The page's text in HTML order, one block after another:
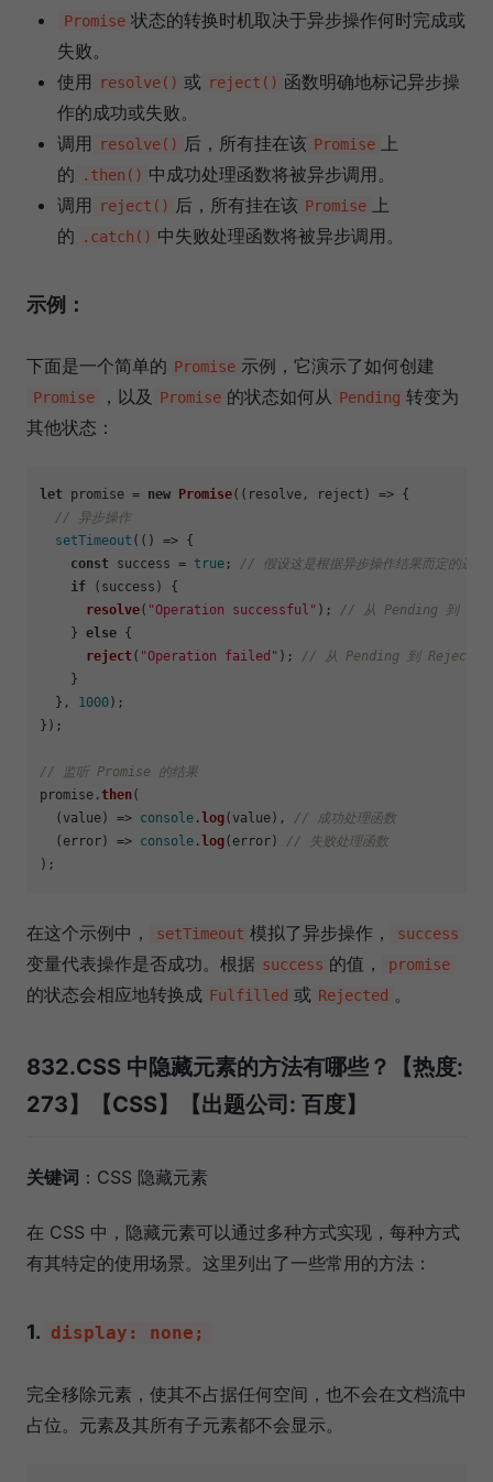
Promise 状态的转换时机取决于异步操作何时完成或
失败。
使用
resolve() 或 reject() 函数明确地标记异步操
作的成功或失败。
调用
resolve() 后，所有挂在该 Promise
上
的
.then() 中成功处理函数将被异步调用。
调用
reject() 后，所有挂在该 Promise
上
的
.catch() 中失败处理函数将被异步调用。
示例：
下面是一个简单的 Promise 示例，它演示了如何创建
Promise ，以及 Promise 的状态如何从 Pending 转变为
其他状态：
let promise = new Promise( ( resolve, reject ) => {
// 异步操作
setTimeout ( () => {
const success = true ; // 假设这是根据异步操作结果而定的逻辑
if (success) {
resolve( "Operation successful" ); // 从 Pending 到
    }
else {
reject( "Operation failed" ); // 从 Pending 到 Rejected
    }
  },
1000);
});
// 监听 Promise 的结果
promise.then(
( value) => console .log(value), // 成功处理函数
( error) => console .log(error) // 失败处理函数
在这个示例中， setTimeout 模拟了异步操作， success
变量代表操作是否成功。根据 success 的值， promise
的状态会相应地转换成 Fulfilled 或 Rejected 。
832.CSS 中隐藏元素的方法有哪些？【热度:
273】【CSS】【出题公司: 百度】
关键词 ：CSS 隐藏元素
在 CSS 中，隐藏元素可以通过多种方式实现，每种方式
有其特定的使用场景。这里列出了一些常用的方法：
1. display: none;
完全移除元素，使其不占据任何空间，也不会在文档流中
占位。元素及其所有子元素都不会显示。